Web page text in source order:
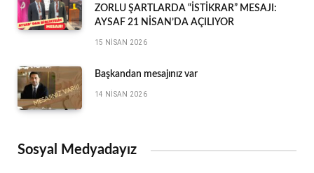
ZORLU ŞARTLARDA “İSTİKRAR” MESAJI:
AYSAF 21 NİSAN’DA AÇILIYOR
15 NISAN 2026
Başkandan mesajınız var
14 NISAN 2026
Sosyal Medyadayız